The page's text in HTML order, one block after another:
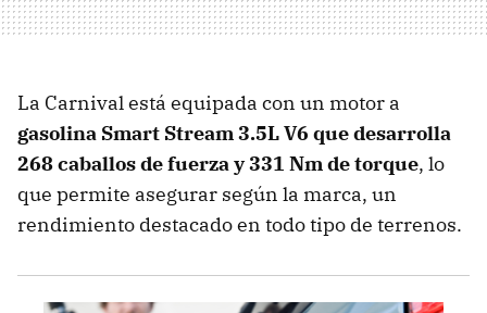
La Carnival está equipada con un motor a
gasolina Smart Stream 3.5L V6 que desarrolla
268 caballos de fuerza y 331 Nm de torque, lo
que permite asegurar según la marca, un
rendimiento destacado en todo tipo de terrenos.